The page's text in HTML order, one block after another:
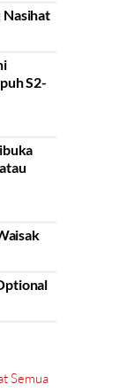
Nasihat
S2-
Semua